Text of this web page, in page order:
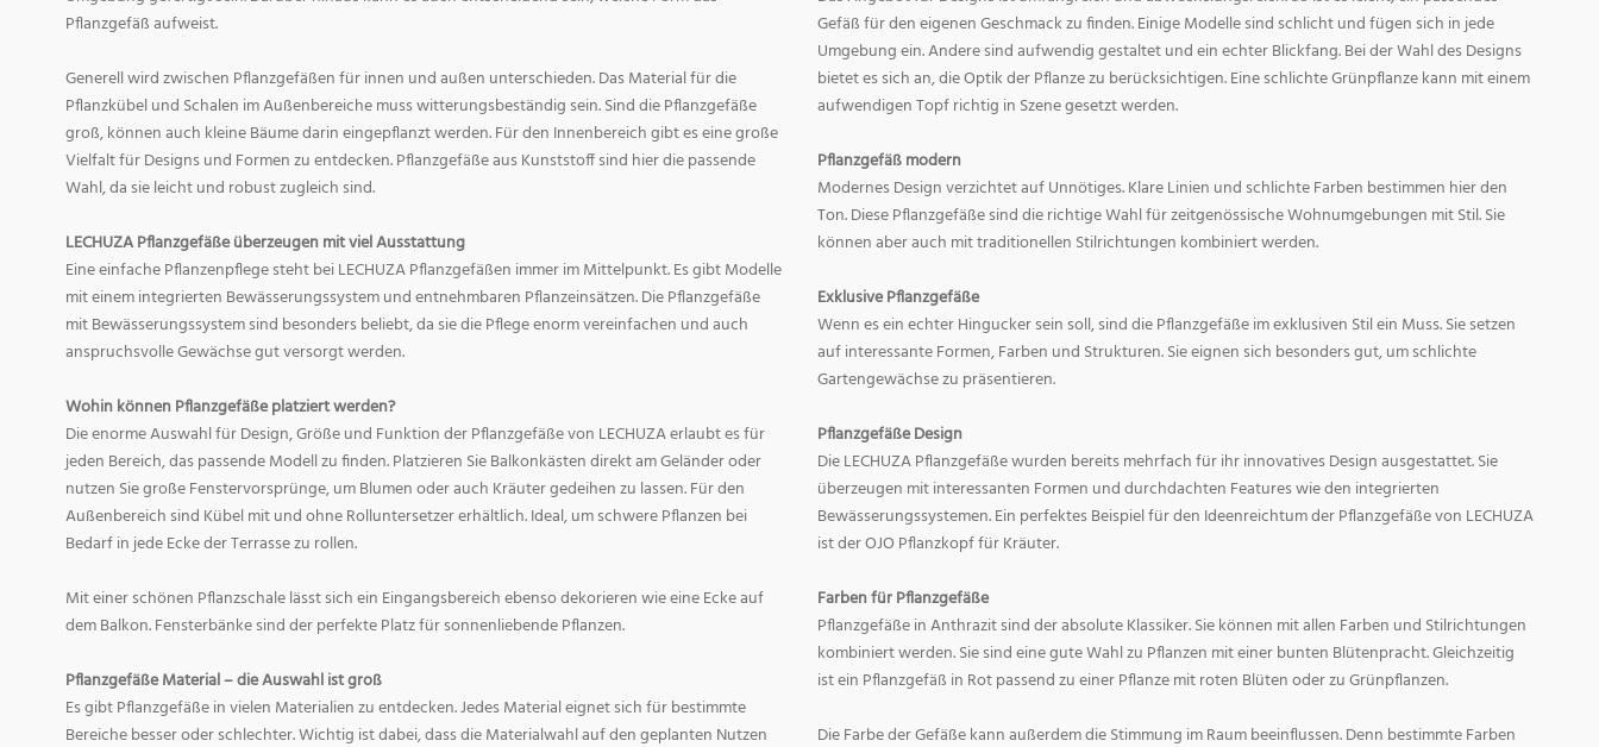
Pflanzgefäß aufweist.
Generell wird zwischen Pflanzgefäßen für innen und außen unterschieden. Das Material für die
Pflanzkübel und Schalen im Außenbereiche muss witterungsbeständig sein. Sind die Pflanzgefäße
groß, können auch kleine Bäume darin eingepflanzt werden. Für den Innenbereich gibt es eine große
Vielfalt für Designs und Formen zu entdecken. Pflanzgefäße aus Kunststoff sind hier die passende
Wahl, da sie leicht und robust zugleich sind.
LECHUZA Pflanzgefäße überzeugen mit viel Ausstattung
Eine einfache Pflanzenpflege steht bei LECHUZA Pflanzgefäßen immer im Mittelpunkt. Es gibt Modelle
mit einem integrierten Bewässerungssystem und entnehmbaren Pflanzeinsätzen. Die Pflanzgefäße
mit Bewässerungssystem sind besonders beliebt, da sie die Pflege enorm vereinfachen und auch
anspruchsvolle Gewächse gut versorgt werden.
Wohin können Pflanzgefäße platziert werden?
Die enorme Auswahl für Design, Größe und Funktion der Pflanzgefäße von LECHUZA erlaubt es für
jeden Bereich, das passende Modell zu finden. Platzieren Sie Balkonkästen direkt am Geländer oder
nutzen Sie große Fenstervorsprünge, um Blumen oder auch Kräuter gedeihen zu lassen. Für den
Außenbereich sind Kübel mit und ohne Rolluntersetzer erhältlich. Ideal, um schwere Pflanzen bei
Bedarf in jede Ecke der Terrasse zu rollen.
Mit einer schönen Pflanzschale lässt sich ein Eingangsbereich ebenso dekorieren wie eine Ecke auf
dem Balkon. Fensterbänke sind der perfekte Platz für sonnenliebende Pflanzen.
Pflanzgefäße Material – die Auswahl ist groß
Es gibt Pflanzgefäße in vielen Materialien zu entdecken. Jedes Material eignet sich für bestimmte
Bereiche besser oder schlechter. Wichtig ist dabei, dass die Materialwahl auf den geplanten Nutzen
Gefäß für den eigenen Geschmack zu finden. Einige Modelle sind schlicht und fügen sich in jede
Umgebung ein. Andere sind aufwendig gestaltet und ein echter Blickfang. Bei der Wahl des Designs
bietet es sich an, die Optik der Pflanze zu berücksichtigen. Eine schlichte Grünpflanze kann mit einem
aufwendigen Topf richtig in Szene gesetzt werden.
Pflanzgefäß modern
Modernes Design verzichtet auf Unnötiges. Klare Linien und schlichte Farben bestimmen hier den
Ton. Diese Pflanzgefäße sind die richtige Wahl für zeitgenössische Wohnumgebungen mit Stil. Sie
können aber auch mit traditionellen Stilrichtungen kombiniert werden.
Exklusive Pflanzgefäße
Wenn es ein echter Hingucker sein soll, sind die Pflanzgefäße im exklusiven Stil ein Muss. Sie setzen
auf interessante Formen, Farben und Strukturen. Sie eignen sich besonders gut, um schlichte
Gartengewächse zu präsentieren.
Pflanzgefäße Design
Die LECHUZA Pflanzgefäße wurden bereits mehrfach für ihr innovatives Design ausgestattet. Sie
überzeugen mit interessanten Formen und durchdachten Features wie den integrierten
Bewässerungssystemen. Ein perfektes Beispiel für den Ideenreichtum der Pflanzgefäße von LECHUZA
ist der OJO Pflanzkopf für Kräuter.
Farben für Pflanzgefäße
Pflanzgefäße in Anthrazit sind der absolute Klassiker. Sie können mit allen Farben und Stilrichtungen
kombiniert werden. Sie sind eine gute Wahl zu Pflanzen mit einer bunten Blütenpracht. Gleichzeitig
ist ein Pflanzgefäß in Rot passend zu einer Pflanze mit roten Blüten oder zu Grünpflanzen.
Die Farbe der Gefäße kann außerdem die Stimmung im Raum beeinflussen. Denn bestimmte Farben